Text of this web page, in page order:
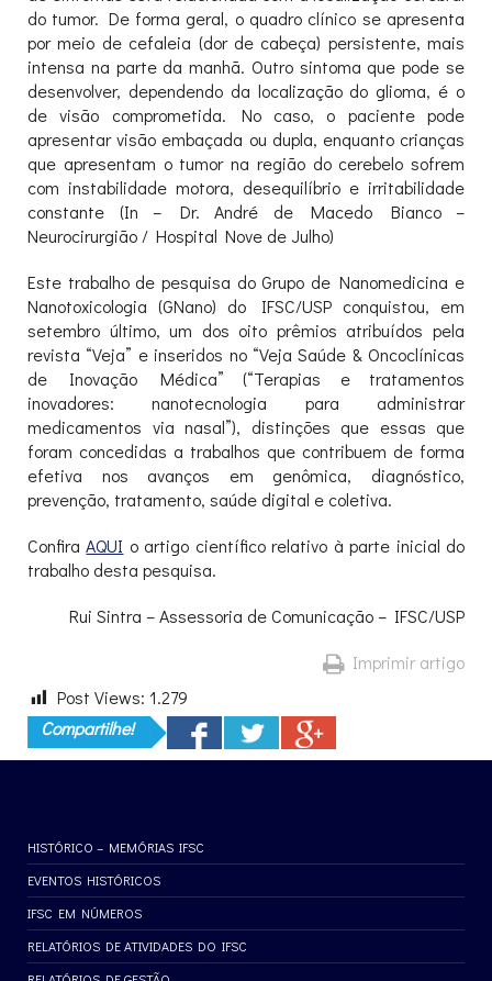
do tumor. De forma geral, o quadro clínico se apresenta
por meio de cefaleia (dor de cabeça) persistente, mais
intensa na parte da manhã. Outro sintoma que pode se
desenvolver, dependendo da localização do glioma, é o
de visão comprometida. No caso, o paciente pode
apresentar visão embaçada ou dupla, enquanto crianças
que apresentam o tumor na região do cerebelo sofrem
com instabilidade motora, desequilíbrio e irritabilidade
constante (In – Dr. André de Macedo Bianco –
Neurocirurgião / Hospital Nove de Julho)
Este trabalho de pesquisa do Grupo de Nanomedicina e
Nanotoxicologia (GNano) do IFSC/USP conquistou, em
setembro último, um dos oito prêmios atribuídos pela
revista “Veja” e inseridos no “Veja Saúde & Oncoclínicas
de Inovação Médica” (“Terapias e tratamentos
inovadores: nanotecnologia para administrar
medicamentos via nasal”), distinções que essas que
foram concedidas a trabalhos que contribuem de forma
efetiva nos avanços em genômica, diagnóstico,
prevenção, tratamento, saúde digital e coletiva.
ConfiraAQUI o artigo científico relativo à parte inicial do
trabalho desta pesquisa.
Rui Sintra – Assessoria de Comunicação – IFSC/USP
Imprimir artigo
Post Views: 1.279
Compartilhe!
HISTÓRICO – MEMÓRIAS IFSC
EVENTOS HISTÓRICOS
IFSC EM NÚMEROS
RELATÓRIOS DE ATIVIDADES DO IFSC